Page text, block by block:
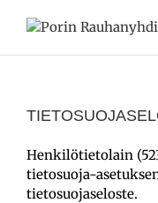
Henkilötietolain
tietosuoja-
tietosuojaseloste.